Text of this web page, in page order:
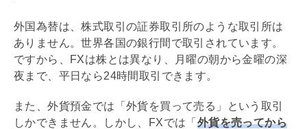
外国為替は、株式取引の証券取引所のような取引所は
ありません。世界各国の銀行間で取引されています。
ですから、FXは株とは異なり、月曜の朝から金曜の深
夜まで、平日なら24時間取引できます。
また、外貨預金では「外貨を買って売る」という取引
しかできません。しかし、FXでは「 外貨を売ってから